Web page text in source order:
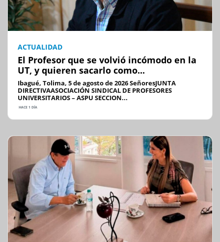
ACTUALIDAD
El Profesor que se volvió incómodo en la
UT, y quieren sacarlo como...
Ibagué, Tolima, 5 de agosto de 2026 SeñoresJUNTA
DIRECTIVAASOCIACIÓN SINDICAL DE PROFESORES
UNIVERSITARIOS – ASPU SECCION...
HACE 1 DÍA